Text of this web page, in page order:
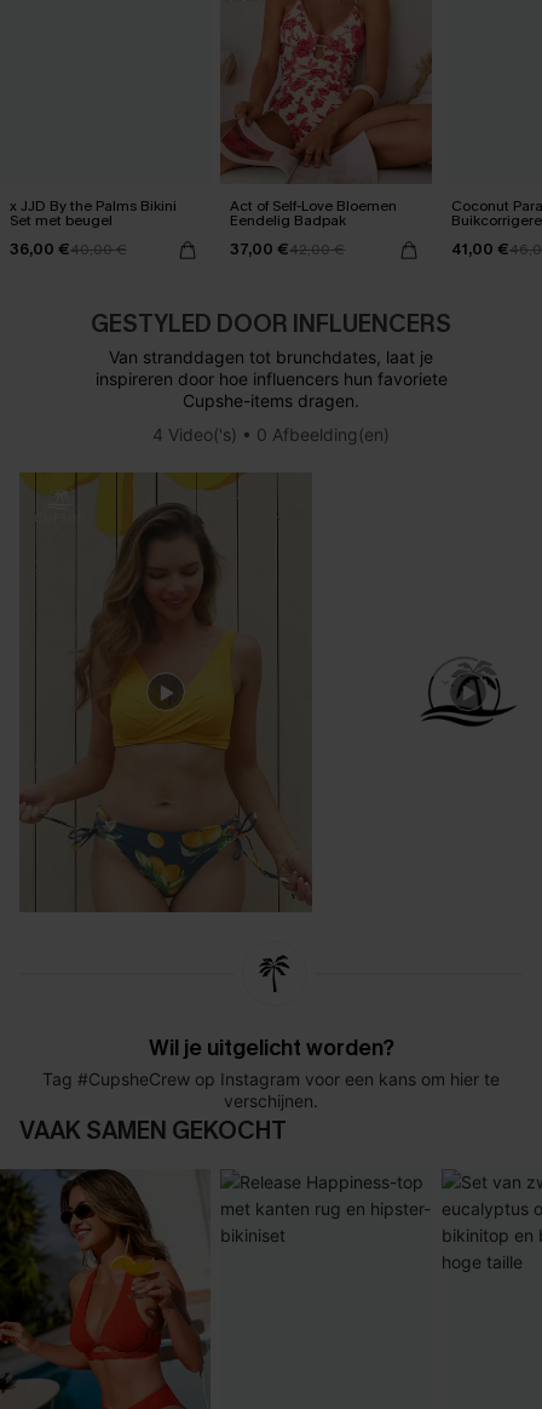
x JJD By the Palms Bikini
Set met beugel
36,00 €40,00 €
Act of Self-Love Bloemen
Eendelig Badpak
37,00 €42,00 €
Coconut
41,00 €
GESTYLED DOOR INFLUENCERS
Van stranddagen tot brunchdates, laat je
inspireren door hoe influencers hun favoriete
Cupshe-items dragen.
4 Video('s) • 0 Afbeelding(en)
Wil je uitgelicht worden?
Tag #CupsheCrew op Instagram voor een kans om hier te
verschijnen.
VAAK SAMEN GEKOCHT